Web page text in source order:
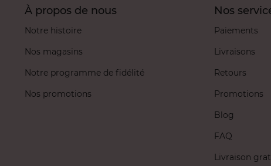
À propos de nous
Notre histoire
Nos magasins
Notre programme de fidélité
Nos promotions
Nos
Paiements
Livraisons
Retours
Promotions
Blog
FAQ
Livraison